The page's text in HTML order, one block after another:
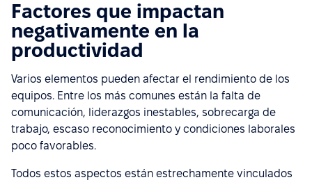
Factores que impactan
negativamente en la
productividad
Varios elementos pueden afectar el rendimiento de los
equipos. Entre los más comunes están la falta de
comunicación, liderazgos inestables, sobrecarga de
trabajo, escaso reconocimiento y condiciones laborales
poco favorables.
Todos estos aspectos están estrechamente vinculados